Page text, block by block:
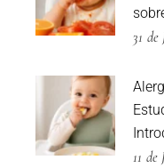
31 de
11 de